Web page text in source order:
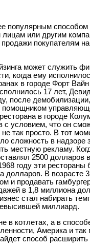
популярным
или другим
покупателям
может служить
когда ему
в городе Форт
17 лет,
после
в городе
условием, что он
так просто. В тот
сложность в
местную рекламу.
2500
году эти
В возрасте
и продавать
в 1,8 миллиона
стал набирать
миллиард.
в котлетах, а в
Америка и так
способ расширить